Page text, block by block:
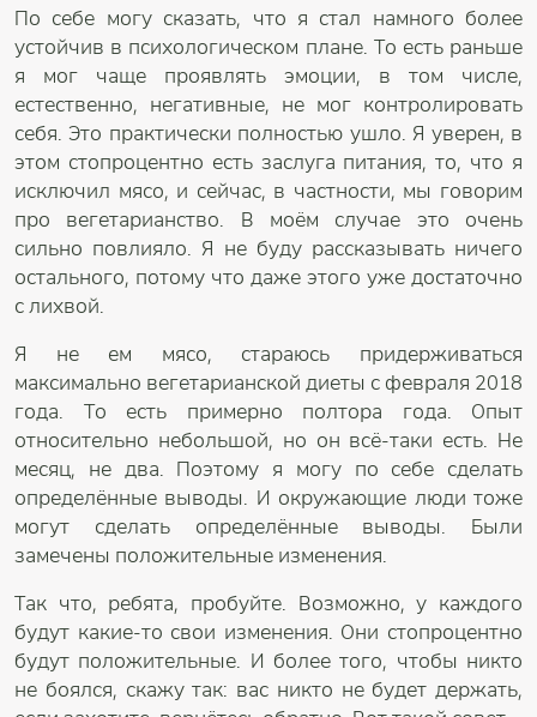
По себе могу сказать, что я стал намного более
устойчив в психологическом плане. То есть раньше
я мог чаще проявлять эмоции, в том числе,
естественно, негативные, не мог контролировать
себя. Это практически полностью ушло. Я уверен, в
этом стопроцентно есть заслуга питания, то, что я
исключил мясо, и сейчас, в частности, мы говорим
про вегетарианство. В моём случае это очень
сильно повлияло. Я не буду рассказывать ничего
остального, потому что даже этого уже достаточно
с лихвой.
Я не ем мясо, стараюсь придерживаться
максимально вегетарианской диеты с февраля 2018
года. То есть примерно полтора года. Опыт
относительно небольшой, но он всё-таки есть. Не
месяц, не два. Поэтому я могу по себе сделать
определённые выводы. И окружающие люди тоже
могут сделать определённые выводы. Были
замечены положительные изменения.
Так что, ребята, пробуйте. Возможно, у каждого
будут какие-то свои изменения. Они стопроцентно
будут положительные. И более того, чтобы никто
не боялся, скажу так: вас никто не будет держать,